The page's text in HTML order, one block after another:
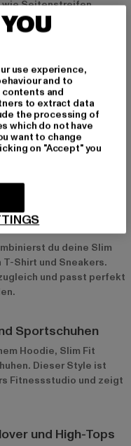
wie Seitenstreifen,
kleinen Extras
und sorgen dafür, dass
die das
Modelle sind besonders
von Luxus.
schlichten T-Shirt
zur Geltung.
du deine Slim
Shirt und Sneakers.
und passt perfekt
Sportschuhen
Hoodie, Slim Fit
Dieser Style ist
Fitnessstudio und zeigt
und High-Tops
use experience,
and to
and
to extract data
the processing of
which do not have
want to change
on "Accept" you